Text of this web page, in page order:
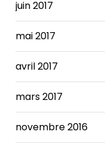
juin 2017
mai 2017
avril 2017
mars 2017
novembre 2016